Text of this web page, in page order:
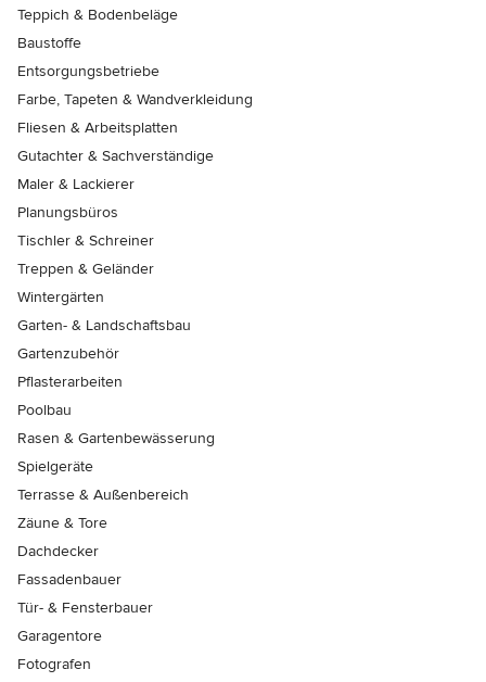
Teppich & Bodenbeläge
Baustoffe
Entsorgungsbetriebe
Farbe, Tapeten & Wandverkleidung
Fliesen & Arbeitsplatten
Gutachter & Sachverständige
Maler & Lackierer
Planungsbüros
Tischler & Schreiner
Treppen & Geländer
Wintergärten
Garten- & Landschaftsbau
Gartenzubehör
Pflasterarbeiten
Poolbau
Rasen & Gartenbewässerung
Spielgeräte
Terrasse & Außenbereich
Zäune & Tore
Dachdecker
Fassadenbauer
Tür- & Fensterbauer
Garagentore
Fotografen